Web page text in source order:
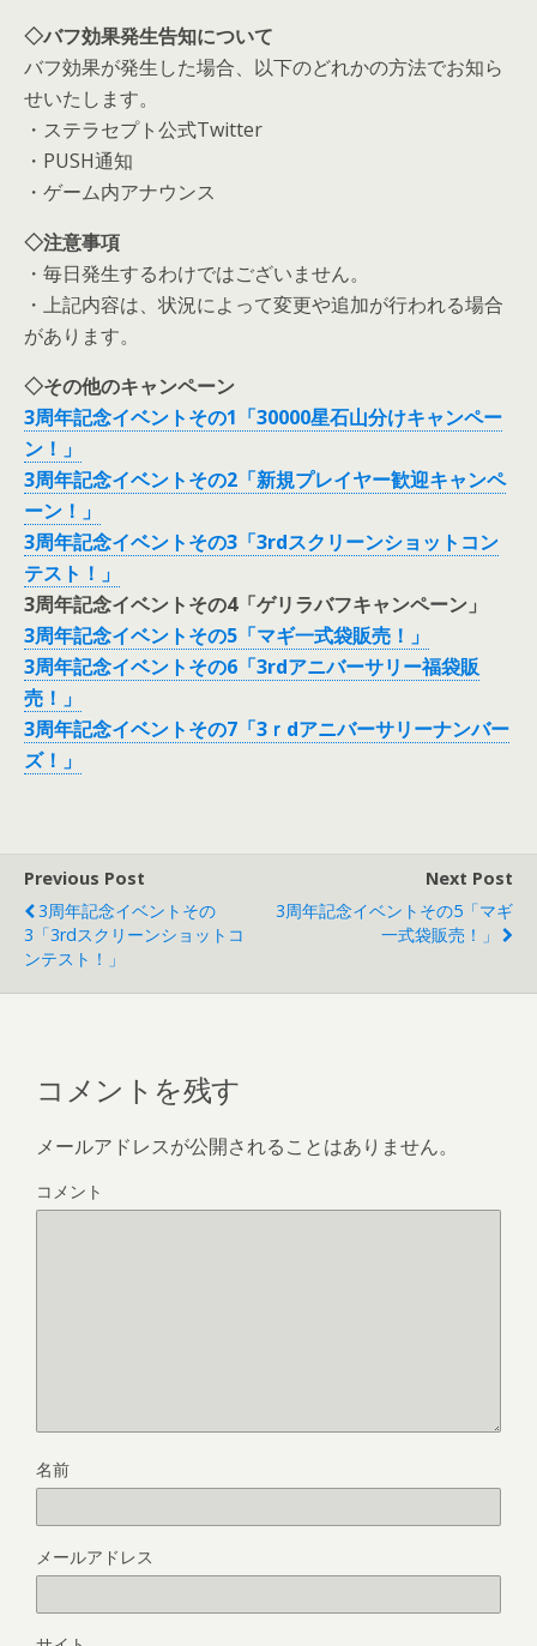
◇バフ効果発生告知について
バフ効果が発生した場合、以下のどれかの方法でお知ら
せいたします。
・ステラセプト公式Twitter
・PUSH通知
・ゲーム内アナウンス
◇注意事項
・毎日発生するわけではございません。
・上記内容は、状況によって変更や追加が行われる場合
があります。
◇その他のキャンペーン
3周年記念イベントその1「30000星石山分けキャンペー
ン！」
3周年記念イベントその2「新規プレイヤー歓迎キャンペ
ーン！」
3周年記念イベントその3「3rdスクリーンショットコン
テスト！」
3周年記念イベントその4「ゲリラバフキャンペーン」
3周年記念イベントその5「マギ一式袋販売！」
3周年記念イベントその6「3rdアニバーサリー福袋販
売！」
3周年記念イベントその7「3ｒdアニバーサリーナンバー
ズ！」
Previous Post
3周年記念イベントその
3「3rdスクリーンショットコ
ンテスト！」
Next Post
3周年記念イベントその5「マギ
一式袋販売！」
コメントを残す
メールアドレスが公開されることはありません。
コメント
名前
メールアドレス